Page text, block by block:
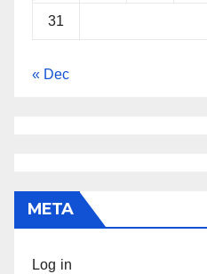
31
« Dec
META
Log in